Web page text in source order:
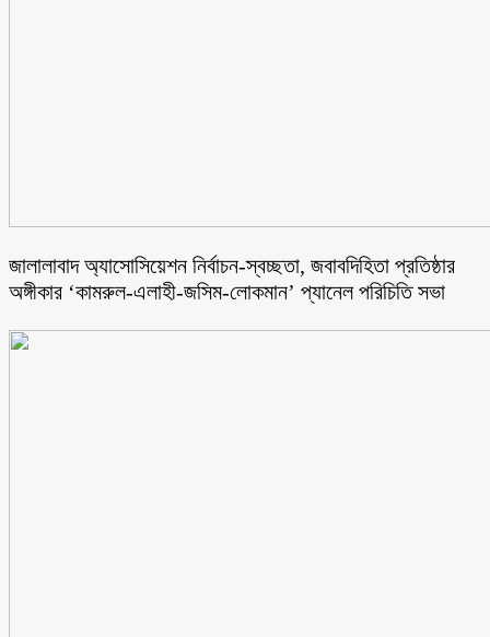
জালালাবাদ অ্যাসোসিয়েশন নির্বাচন-স্বচ্ছতা, জবাবদিহিতা প্রতিষ্ঠার
অঙ্গীকার ‘কামরুল-এলাহী-জসিম-লোকমান’ প্যানেল পরিচিতি সভা